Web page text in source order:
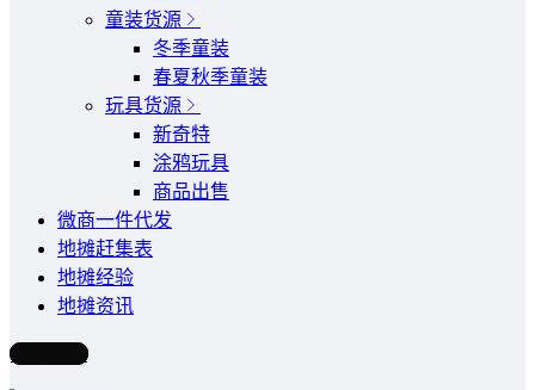
童装货源
冬季童装
春夏秋季童装
玩具货源
新奇特
涂鸦玩具
商品出售
微商一件代发
地摊赶集表
地摊经验
地摊资讯
写文章